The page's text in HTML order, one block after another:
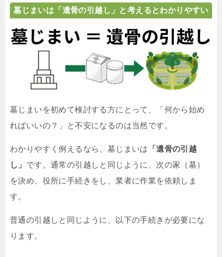
墓じまいは「遺骨の引越し」と考えるとわかりやすい
墓じまいを初めて検討する方にとって、「何から始め
ればいいの？」と不安になるのは当然です。
わかりやすく例えるなら、墓じまいは
「遺骨の引越
し」 です。通常の引越しと同じように、次の家（墓）
を決め、役所に手続きをし、業者に作業を依頼しま
す。
普通の引越しと同じように、以下の手続きが必要にな
ります。